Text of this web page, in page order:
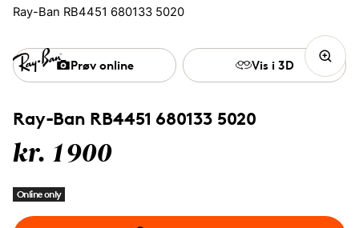
Ray-Ban RB4451 680133 5020
Ray-Ban RB4451 680133 5020
kr. 1900
Online only
Prøv online Vis i 3D